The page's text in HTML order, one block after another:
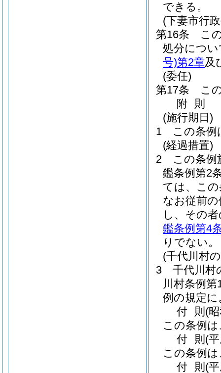
できる。
(下妻市行
第16条
こ
処分につ
号)第2章及
(委任)
第17条
こ
附 則
(施行期日)
1
この条例
(経過措置)
2
この条例
鑑条例第2
ては、こ
なお従前
し、その
鑑条例第4
りでない。
(千代川村
3
千代川村
川村条例第
例の規定
付 則 (
この条例
付 則 (
この条例
付 則 (